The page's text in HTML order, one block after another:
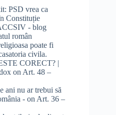
PSD vrea ca
Constituție
- blog
român
poate fi
civila.
CORECT? |
on Art. 48 –
ani nu ar trebui să
- on Art. 36 –